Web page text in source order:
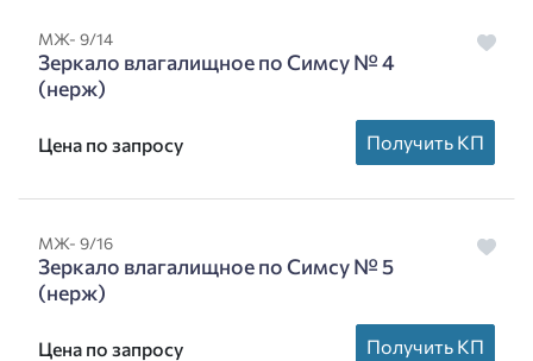
МЖ- 9/14
Зеркало влагалищное по Симсу № 4
(нерж)
Цена по запросу Получить КП
МЖ- 9/16
Зеркало влагалищное по Симсу № 5
(нерж)
Цена по запросу Получить КП